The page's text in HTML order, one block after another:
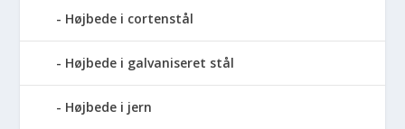
Højbede i cortenstål
Højbede i galvaniseret stål
Højbede i jern